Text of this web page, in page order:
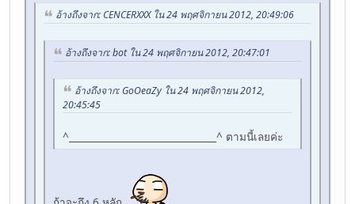
อ้างถึงจาก: CENCERXXX ใน 24 พฤศจิกายน 2012, 20:49:06
อ้างถึงจาก: bot ใน 24 พฤศจิกายน 2012, 20:47:01
อ้างถึงจาก: GoOeaZy ใน 24 พฤศจิกายน 2012,
20:45:45
^_______________________________^ ตามนี้เลยค่ะ